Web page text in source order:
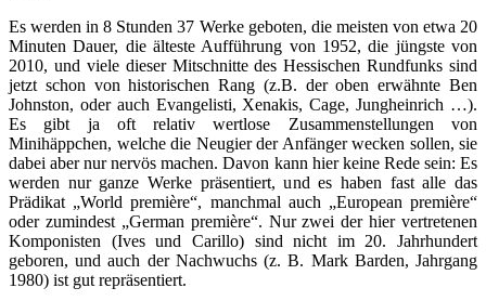
Es werden in 8 Stunden 37 Werke geboten, die meisten von etwa 20
Minuten Dauer, die älteste Aufführung von 1952, die jüngste von
2010, und viele dieser Mitschnitte des Hessischen Rundfunks sind
jetzt schon von historischen Rang (z.B. der oben erwähnte Ben
Johnston, oder auch Evangelisti, Xenakis, Cage, Jungheinrich …).
Es gibt ja oft relativ wertlose Zusammenstellungen von
Minihäppchen, welche die Neugier der Anfänger wecken sollen, sie
dabei aber nur nervös machen. Davon kann hier keine Rede sein: Es
werden nur ganze Werke präsentiert, und es haben fast alle das
Prädikat „World première“, manchmal auch „European première“
oder zumindest „German première“. Nur zwei der hier vertretenen
Komponisten (Ives und Carillo) sind nicht im 20. Jahrhundert
geboren, und auch der Nachwuchs (z. B. Mark Barden, Jahrgang
1980) ist gut repräsentiert.